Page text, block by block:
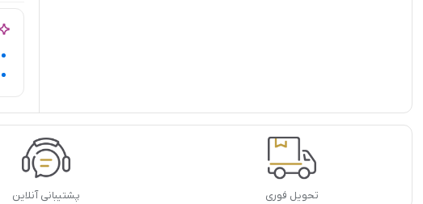
تحویل فوری پشتیبانی آنلاین